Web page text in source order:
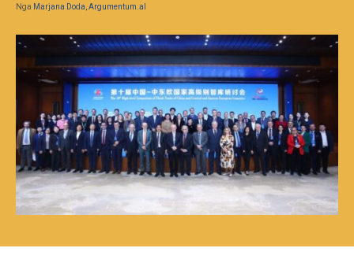
Nga Marjana Doda, Argumentum.al